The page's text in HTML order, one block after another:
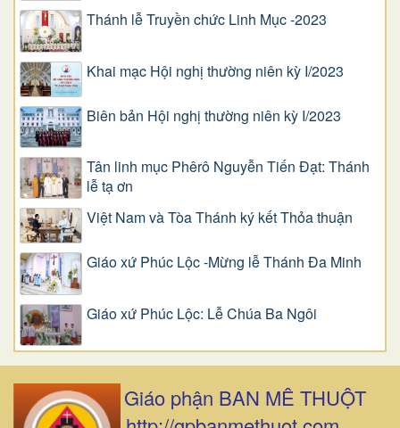
Thánh lễ Truyền chức Linh Mục -2023
Khai mạc Hội nghị thường niên kỳ I/2023
Biên bản Hội nghị thường niên kỳ I/2023
Tân linh mục Phêrô Nguyễn Tiến Đạt: Thánh
lễ tạ ơn
Việt Nam và Tòa Thánh ký kết Thỏa thuận
Giáo xứ Phúc Lộc -Mừng lễ Thánh Đa Minh
Giáo xứ Phúc Lộc: Lễ Chúa Ba Ngôi
Giáo phận BAN MÊ THUỘT